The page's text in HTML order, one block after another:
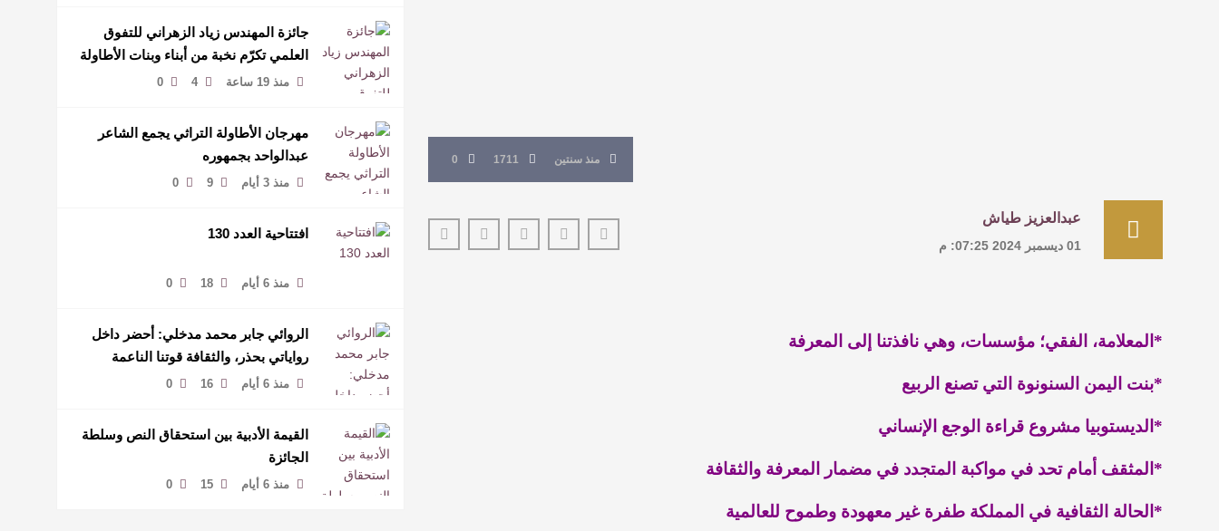
جائزة المهندس زياد الزهراني للتفوق
العلمي تكرّم نخبة من أبناء وبنات الأطاولة
منذ 19 ساعة 4
0
مهرجان الأطاولة التراثي يجمع الشاعر
عبدالواحد بجمهوره
منذ 3 أيام 9
0
افتتاحية العدد 130
منذ 6 أيام 18
0
الروائي جابر محمد مدخلي: أحضر داخل
رواياتي بحذر، والثقافة قوتنا الناعمة
لمخاطبة العالم.
منذ 6 أيام 16
0
القيمة الأدبية بين استحقاق النص وسلطة
الجائزة
منذ 6 أيام 15
0
منذ سنتين 1711
0
عبدالعزيز طياش
01 ديسمبر 2024 07:25: م
*المعلامة، الفقي؛ مؤسسات، وهي نافذتنا إلى المعرفة
*بنت اليمن السنونوة التي تصنع الربيع
*الديستوبيا مشروع قراءة الوجع الإنساني
*المثقف أمام تحد في مواكبة المتجدد في مضمار المعرفة والثقافة
*الحالة الثقافية في المملكة طفرة غير معهودة وطموح للعالمية